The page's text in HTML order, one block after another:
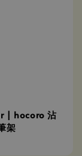
| hocoro 沾
架